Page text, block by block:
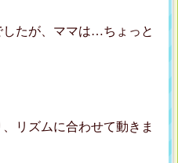
たが、ママは…ちょっと
リズムに合わせて動きま